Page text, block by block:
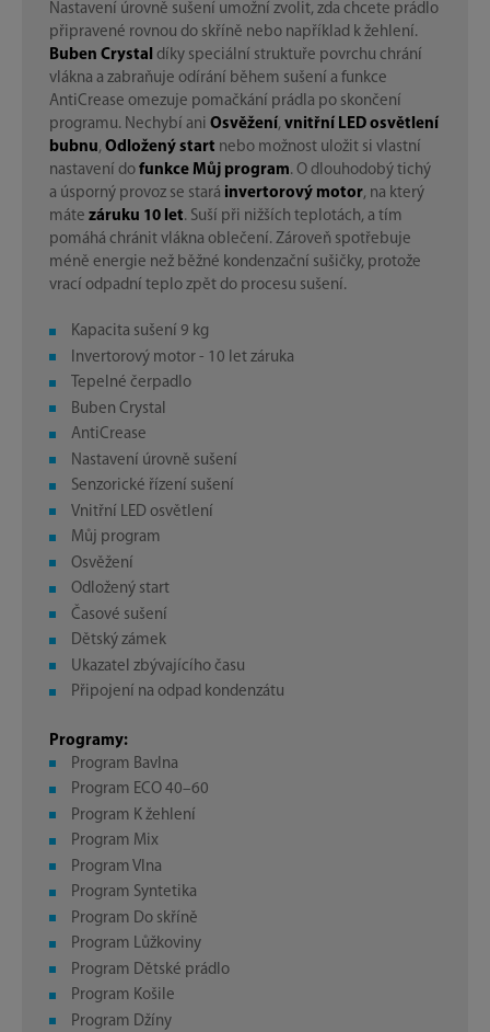
Nastavení úrovně sušení umožní zvolit, zda chcete prádlo
připravené rovnou do skříně nebo například k žehlení.
Buben Crystal díky speciální struktuře povrchu chrání
vlákna a zabraňuje odírání během sušení a funkce
AntiCrease omezuje pomačkání prádla po skončení
programu. Nechybí ani Osvěžení, vnitřní LED osvětlení
bubnu, Odložený start nebo možnost uložit si vlastní
nastavení do funkce Můj program. O dlouhodobý tichý
a úsporný provoz se stará invertorový motor, na který
máte záruku 10 let. Suší při nižších teplotách, a tím
pomáhá chránit vlákna oblečení. Zároveň spotřebuje
méně energie než běžné kondenzační sušičky, protože
vrací odpadní teplo zpět do procesu sušení.
Kapacita sušení 9 kg
Invertorový motor - 10 let záruka
Tepelné čerpadlo
Buben Crystal
AntiCrease
Nastavení úrovně sušení
Senzorické řízení sušení
Vnitřní LED osvětlení
Můj program
Osvěžení
Odložený start
Časové sušení
Dětský zámek
Ukazatel zbývajícího času
Připojení na odpad kondenzátu
Programy:
Program Bavlna
Program ECO 40–60
Program K žehlení
Program Mix
Program Vlna
Program Syntetika
Program Do skříně
Program Lůžkoviny
Program Dětské prádlo
Program Košile
Program Džíny